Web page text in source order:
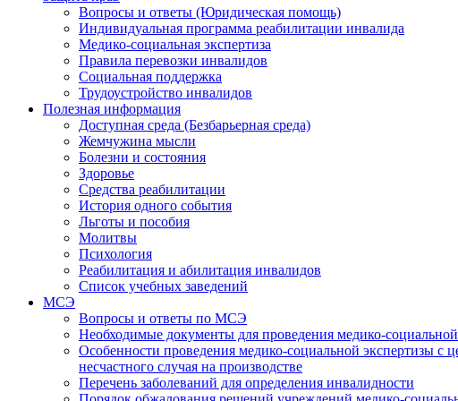
Вопросы и ответы (Юридическая помощь)
Индивидуальная программа реабилитации инвалида
Медико-социальная экспертиза
Правила перевозки инвалидов
Социальная поддержка
Трудоустройство инвалидов
Полезная информация
Доступная среда (Безбарьерная среда)
Жемчужина мысли
Болезни и состояния
Здоровье
Средства реабилитации
История одного события
Льготы и пособия
Молитвы
Психология
Реабилитация и абилитация инвалидов
Список учебных заведений
МСЭ
Вопросы и ответы по МСЭ
Необходимые документы для проведения медико-
Особенности проведения медико-социальной экспертизы с
несчастного случая на производстве
Перечень заболеваний для определения инвалидности